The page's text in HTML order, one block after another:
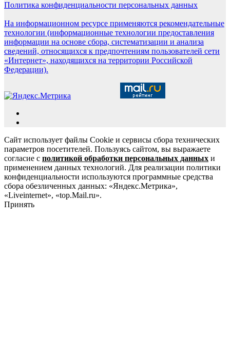
Политика конфиденциальности персональных данных
На информационном ресурсе применяются рекомендательные
технологии (информационные технологии предоставления
информации на основе сбора, систематизации и анализа
сведений, относящихся к предпочтениям пользователей сети
«Интернет», находящихся на территории Российской
Федерации).
Сайт использует файлы Cookie и сервисы сбора технических
параметров посетителей. Пользуясь сайтом, вы выражаете
согласие с политикой обработки персональных данных и
применением данных технологий. Для реализации политики
конфиденциальности используются программные средства
сбора обезличенных данных: «Яндекс.Метрика»,
«Liveinternet», «top.Mail.ru».
Принять